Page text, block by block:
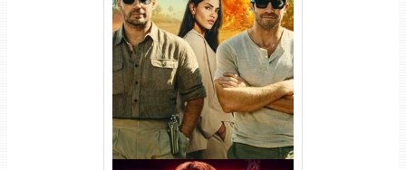
Na Zona Cinzenta Torrent
(2026) WEB-DL 1080p/4K
Dual Áudio